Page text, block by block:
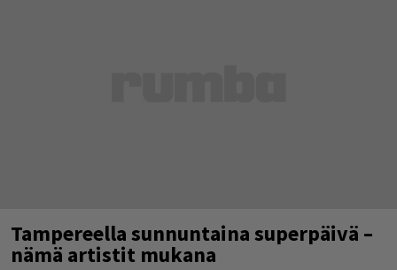
Tampereella sunnuntaina superpäivä –
nämä artistit mukana